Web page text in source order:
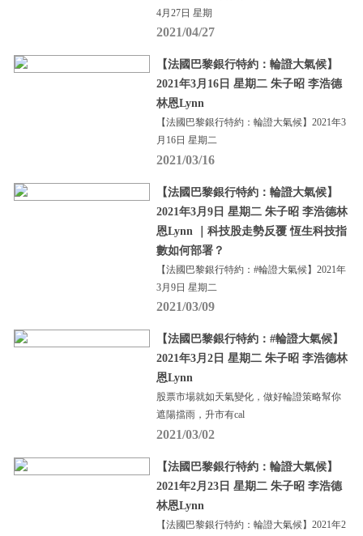
4月27日 星期
2021/04/27
【法國巴黎銀行特約：輪證大氣候】
2021年3月16日 星期二 朱子昭 李浩德
林恩Lynn
【法國巴黎銀行特約：輪證大氣候】2021年3
月16日 星期二
2021/03/16
【法國巴黎銀行特約：輪證大氣候】
2021年3月9日 星期二 朱子昭 李浩德林
恩Lynn ｜科技股走勢反覆 恆生科技指
數如何部署？
【法國巴黎銀行特約：#輪證大氣候】2021年
3月9日 星期二
2021/03/09
【法國巴黎銀行特約：#輪證大氣候】
2021年3月2日 星期二 朱子昭 李浩德林
恩Lynn
股票市場就如天氣變化，做好輪證策略幫你
遮陽擋雨，升市有cal
2021/03/02
【法國巴黎銀行特約：輪證大氣候】
2021年2月23日 星期二 朱子昭 李浩德
林恩Lynn
【法國巴黎銀行特約：輪證大氣候】2021年2